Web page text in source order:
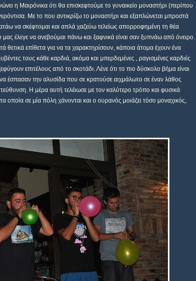
η Μαιρόνικα ότι θα επισκεφτούμε το γυναικείο μοναστήρι (περίπου
Με το που αντικρίζω το μοναστήρι και εξαπλώνεται μπροστά
να σκέφτομαι και απλά χαζεύω τελείως απορροφημένη τη θέα
έλεγε να ανεβούμαι πάνω και ξαφνικά είναι σαν ξυπνάω από όνειρο.
θετικά επίθετα για να τα χαρακτηρίσουν, κάποια άτομα έχουν ένα
τους κάθε καρδιά, ακόμα και μπερδεμένες , ραγισμένες καρδιές
επιτέλους από το σκοτάδι. Λένε ότι το πιο δύσκολο βήμα είναι
έσπασαν την αλυσίδα που σε κρατούσε αιχμάλωτο σε έναν λάθος
Η μέρα αυτή τελέιωσε με τον καλύτερο τρόπο και φυσικά
οποία σε μία πόλη χάνονται και ο ουρανός μοιάζει τόσο μοναχικός,